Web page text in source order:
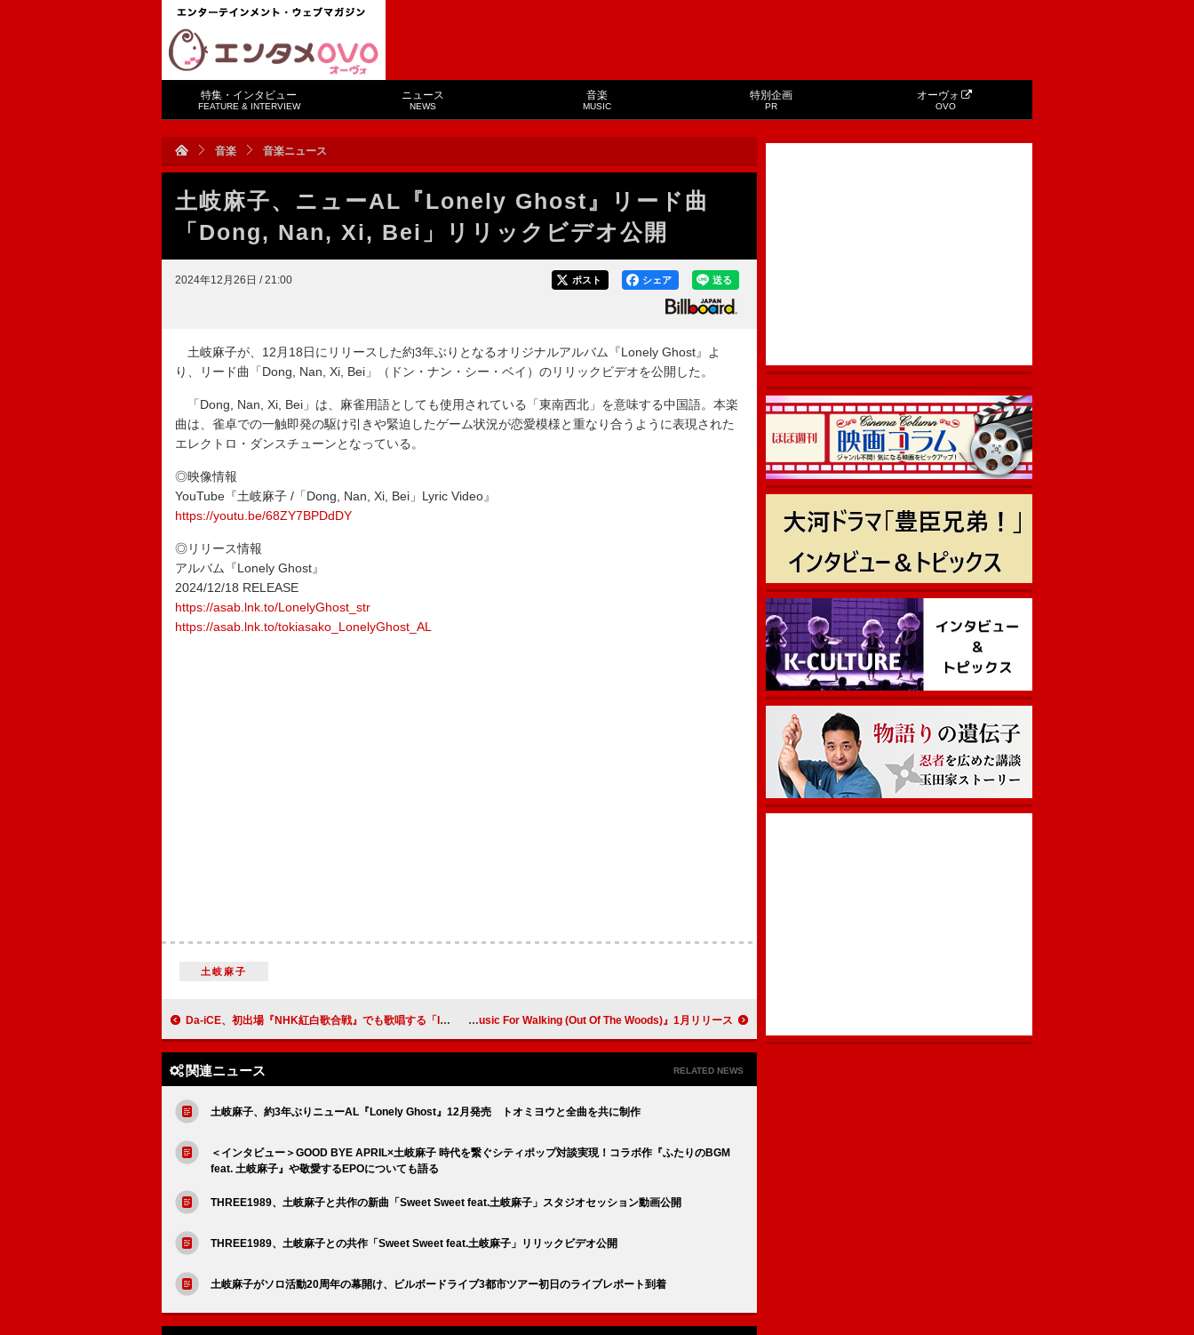
特集・インタビュー
FEATURE & INTERVIEW
ニュース
NEWS
音楽
MUSIC
特別企画
PR
オーヴォ
OVO
音楽 音楽ニュース
土岐麻子、ニューAL『Lonely Ghost』リード曲
「Dong, Nan, Xi, Bei」リリックビデオ公開
2024年12月26日 / 21:00 送る
シェア
ポスト
土岐麻子が、12月18日にリリースした約3年ぶりとなるオリジナルアルバム『Lonely Ghost』よ
り、リード曲「Dong, Nan, Xi, Bei」（ドン・ナン・シー・ベイ）のリリックビデオを公開した。
「Dong, Nan, Xi, Bei」は、麻雀用語としても使用されている「東南西北」を意味する中国語。本楽
曲は、雀卓での一触即発の駆け引きや緊迫したゲーム状況が恋愛模様と重なり合うように表現された
エレクトロ・ダンスチューンとなっている。
◎映像情報
YouTube『土岐麻子 /「Dong, Nan, Xi, Bei」Lyric Video』
https://youtu.be/68ZY7BPDdDY
◎リリース情報
アルバム『Lonely Ghost』
2024/12/18 RELEASE
https://asab.lnk.to/LonelyGhost_str
https://asab.lnk.to/tokiasako_LonelyGhost_AL
土岐麻子
Da-iCE、初出場『NHK紅白歌合戦』でも歌唱する「I wonder」のライブ映像公開 ラブリーサマーちゃん、ミニアルバム『Music For Walking (Out Of The Woods)』1月リリース
関連ニュース RELATED NEWS
土岐麻子、約3年ぶりニューAL『Lonely Ghost』12月発売 トオミヨウと全曲を共に制作
＜インタビュー＞GOOD BYE APRIL×土岐麻子 時代を繋ぐシティポップ対談実現！コラボ作『ふたりのBGM
feat. 土岐麻子』や敬愛するEPOについても語る
THREE1989、土岐麻子と共作の新曲「Sweet Sweet feat.土岐麻子」スタジオセッション動画公開
THREE1989、土岐麻子との共作「Sweet Sweet feat.土岐麻子」リリックビデオ公開
土岐麻子がソロ活動20周年の幕開け、ビルボードライブ3都市ツアー初日のライブレポート到着